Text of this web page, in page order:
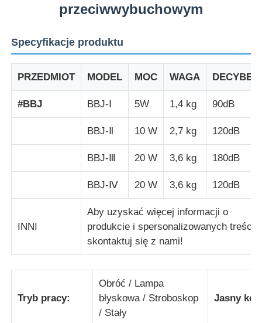
Dom
Produkty
przeciwwybuchowym
Specyfikacje produktu
PRZEDMIOT MODEL MOC WAGA DECYBEL
#BBJ BBJ-Ⅰ 5W 1,4 kg 90dB
BBJ-Ⅱ 10 W 2,7 kg 120dB
BBJ-Ⅲ 20 W 3,6 kg 180dB
BBJ-Ⅳ 20 W 3,6 kg 120dB
INNI
Aby uzyskać więcej informacji o
produkcie i spersonalizowanych treści,
skontaktuj się z nami!
Tryb pracy:
Obróć / Lampa
błyskowa / Stroboskop
/ Stały
Jasny